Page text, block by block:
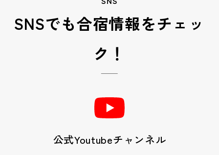
SNSでも合宿情報をチェッ
ク！
公式Youtubeチャンネル